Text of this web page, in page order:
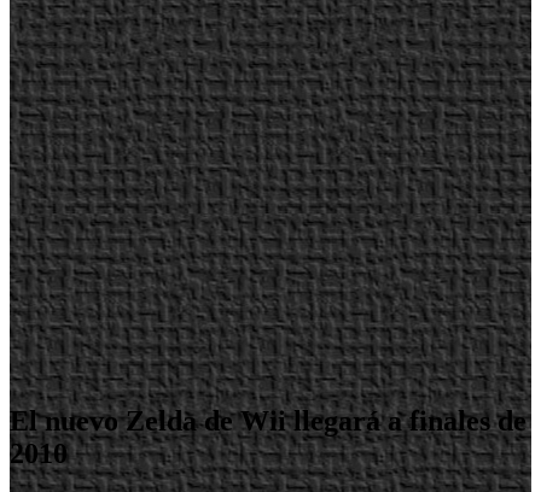
El nuevo Zelda de Wii llegará a finales de
2010